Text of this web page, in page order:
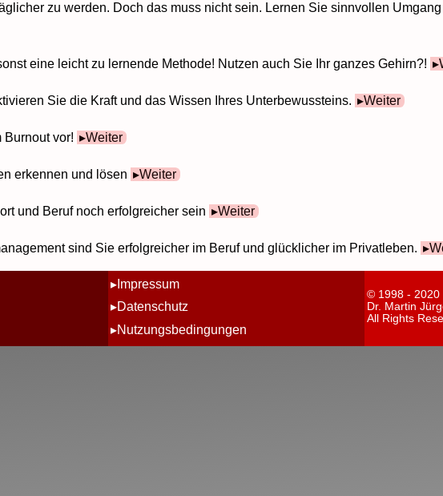
zu werden. Doch das muss nicht sein. Lernen Sie sinnvollen
eine leicht zu lernende Methode! Nutzen auch Sie Ihr ganzes Gehirn?!
Sie die Kraft und das Wissen Ihres Unterbewussteins. Weiter
Burnout vor! Weiter
erkennen und lösen Weiter
und Beruf noch erfolgreicher sein Weiter
sind Sie erfolgreicher im Beruf und glücklicher im Privatleben.
Impressum
Datenschutz
Nutzungsbedingungen
© 1998 - 2020
Dr. Martin
All Rights